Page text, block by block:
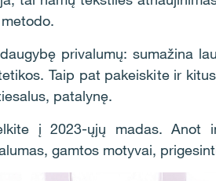
privalumų: sumažina
Taip pat pakeiskite ir
patalynę.
į 2023-ųjų madas. Anot
gamtos motyvai,